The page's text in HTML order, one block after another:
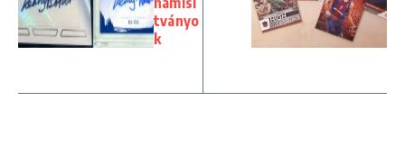
tványo
k